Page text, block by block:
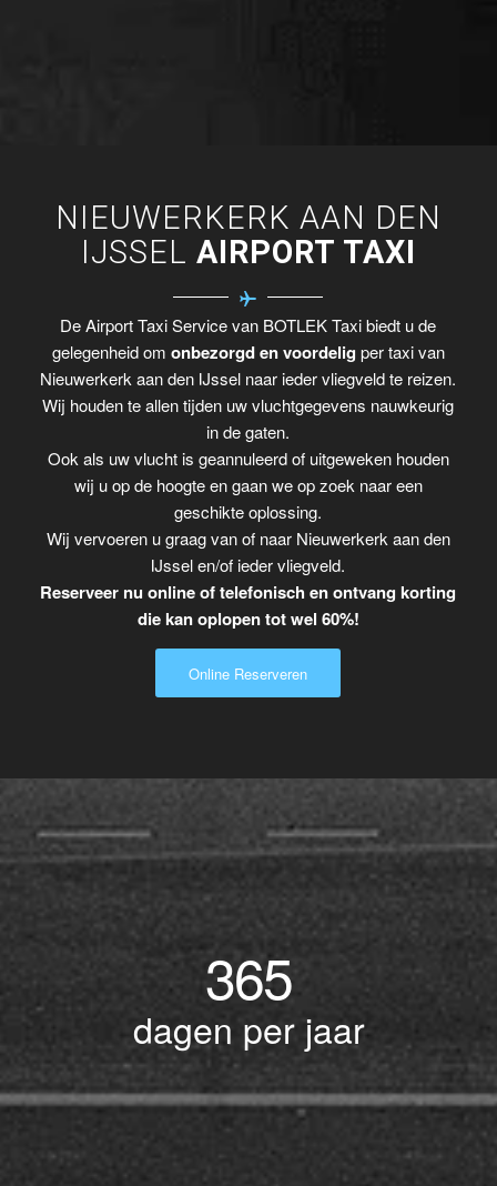
NIEUWERKERK AAN DEN
IJSSEL AIRPORT TAXI
De Airport Taxi Service van BOTLEK Taxi biedt u de
gelegenheid om onbezorgd en voordelig per taxi van
Nieuwerkerk aan den IJssel naar ieder vliegveld te reizen.
Wij houden te allen tijden uw vluchtgegevens nauwkeurig
in de gaten.
Ook als uw vlucht is geannuleerd of uitgeweken houden
wij u op de hoogte en gaan we op zoek naar een
geschikte oplossing.
Wij vervoeren u graag van of naar Nieuwerkerk aan den
IJssel en/of ieder vliegveld.
Reserveer nu online of telefonisch en ontvang korting
die kan oplopen tot wel 60%!
Online Reserveren
365
dagen per jaar